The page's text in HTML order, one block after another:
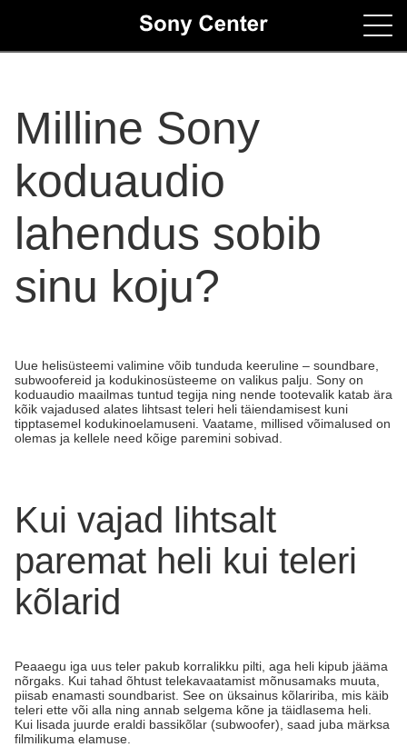
Contacts
Milline Sony
koduaudio
lahendus sobib
sinu koju?
Uue helisüsteemi valimine võib tunduda keeruline – soundbare,
subwoofereid ja kodukinosüsteeme on valikus palju. Sony on
koduaudio maailmas tuntud tegija ning nende tootevalik katab ära
kõik vajadused alates lihtsast teleri heli täiendamisest kuni
tipptasemel kodukinoelamuseni. Vaatame, millised võimalused on
olemas ja kellele need kõige paremini sobivad.
Kui vajad lihtsalt
paremat heli kui teleri
kõlarid
Peaaegu iga uus teler pakub korralikku pilti, aga heli kipub jääma
nõrgaks. Kui tahad õhtust telekavaatamist mõnusamaks muuta,
piisab enamasti soundbarist. See on üksainus kõlaririba, mis käib
teleri ette või alla ning annab selgema kõne ja täidlasema heli.
Kui lisada juurde eraldi bassikõlar (subwoofer), saad juba märksa
filmilikuma elamuse.